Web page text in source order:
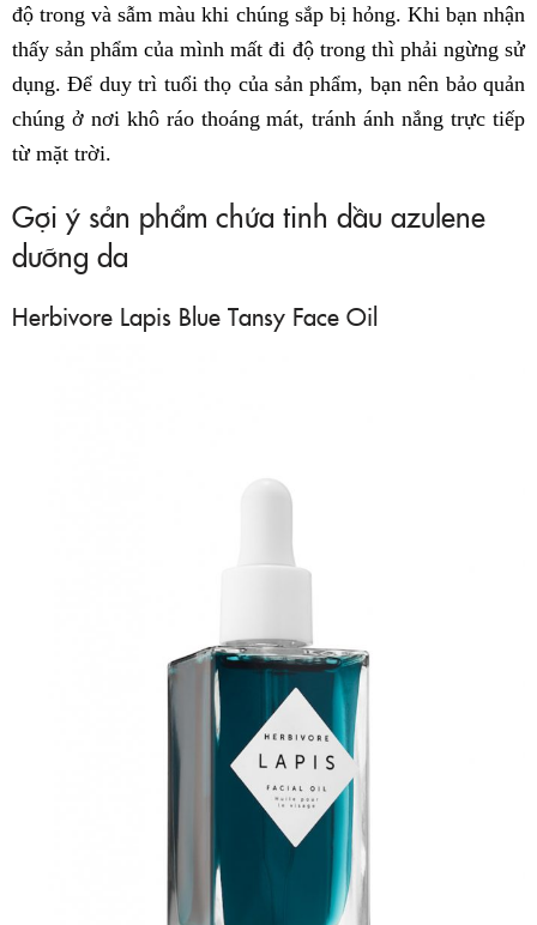
độ trong và sẫm màu khi chúng sắp bị hỏng. Khi bạn nhận
thấy sản phẩm của mình mất đi độ trong thì phải ngừng sử
dụng. Để duy trì tuổi thọ của sản phẩm, bạn nên bảo quản
chúng ở nơi khô ráo thoáng mát, tránh ánh nắng trực tiếp
từ mặt trời.
Gợi ý sản phẩm chứa tinh dầu azulene
dưỡng da
Herbivore Lapis Blue Tansy Face Oil